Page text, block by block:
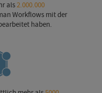
als2.000.000
Workflows mit der
haben.